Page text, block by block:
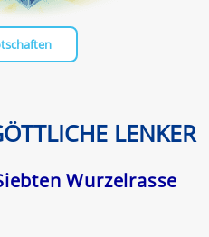
LENKER
Wurzelrasse